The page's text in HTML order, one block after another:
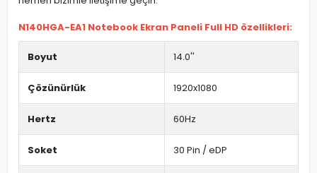
N140HGA-EA1 Notebook Ekran Paneli Full HD özellikleri:
Boyut 14.0''
Çözünürlük 1920x1080
Hertz 60Hz
Soket 30 Pin / eDP